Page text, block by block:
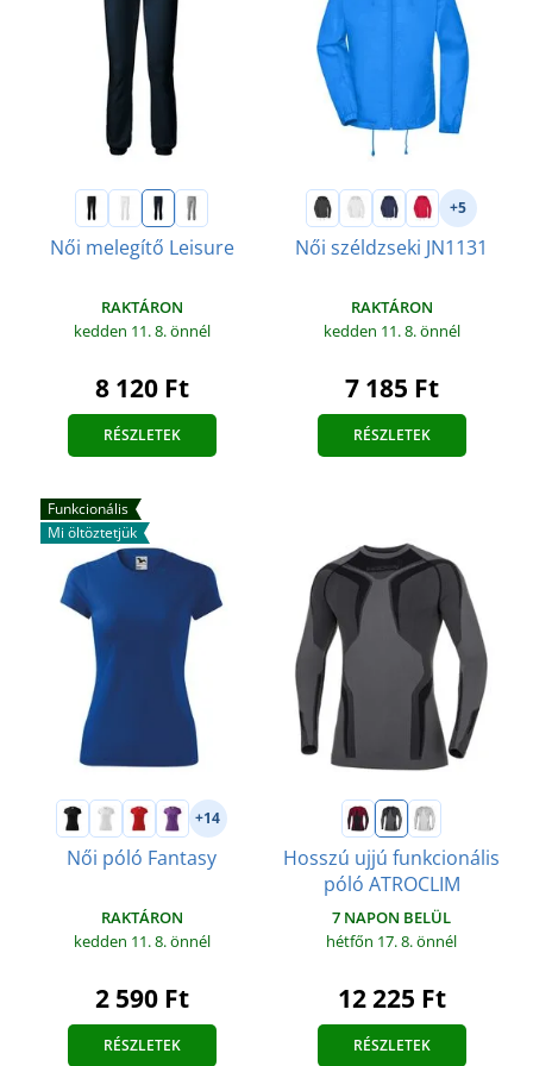
Női melegítő Leisure
RAKTÁRON
kedden 11. 8.önnél
8 120 Ft
RÉSZLETEK
+5
Női széldzseki JN1131
RAKTÁRON
kedden 11. 8.önnél
7 185 Ft
RÉSZLETEK
Funkcionális
Mi öltöztetjük
+14
Női póló Fantasy
RAKTÁRON
kedden 11. 8.önnél
2 590 Ft
RÉSZLETEK
Hosszú ujjú funkcionális
póló ATROCLIM
7 NAPON BELÜL
hétfőn 17. 8.önnél
12 225 Ft
RÉSZLETEK